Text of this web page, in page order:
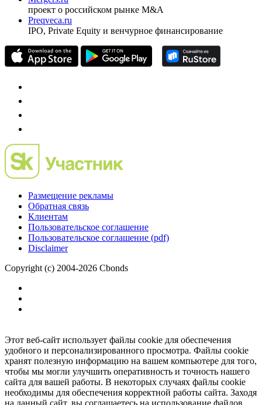
Investfunds
универсальный ресурс по фондовому рынку для
частного инвестора России
проект о российском рынке M&A
Preqveca.ru
Размещение рекламы
Обратная связь
Пользовательское соглашение
Copyright (c) 2004-2026 Cbonds
Этот веб-сайт использует файлы cookie для обеспечения
удобного и персонализированного просмотра. Файлы cookie
хранят полезную информацию на вашем компьютере для того,